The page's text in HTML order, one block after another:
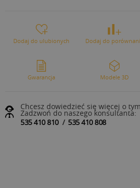
Dodaj do ulubionych Dodaj do
Gwarancja Modele 3D
Chcesz dowiedzieć się więcej o
Zadzwoń do naszego konsultanta:
535 410 810/ 535 410 808